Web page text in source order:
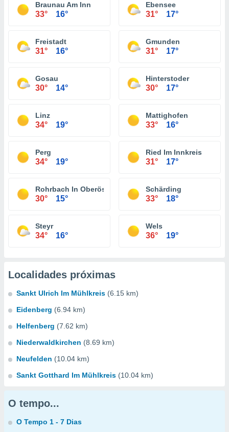
Braunau Am Inn
33° 16°
Ebensee
31° 17°
Freistadt
31° 16°
Gmunden
31° 17°
Gosau
30° 14°
Hinterstoder
30° 17°
Linz
34° 19°
Mattighofen
33° 16°
Perg
34° 19°
Ried Im Innkreis
31° 17°
Rohrbach In Oberösterreich
30° 15°
Schärding
33° 18°
Steyr
34° 16°
Wels
36° 19°
Localidades próximas
Sankt Ulrich Im Mühlkreis (6.15 km)
Eidenberg (6.94 km)
Helfenberg (7.62 km)
Niederwaldkirchen (8.69 km)
Neufelden (10.04 km)
Sankt Gotthard Im Mühlkreis (10.04 km)
O tempo...
O Tempo 1 - 7 Dias